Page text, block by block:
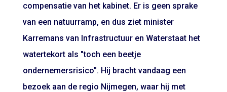
compensatie van het kabinet. Er is geen sprake
van een natuurramp, en dus ziet minister
Karremans van Infrastructuur en Waterstaat het
watertekort als "toch een beetje
ondernemersrisico". Hij bracht vandaag een
bezoek aan de regio Nijmegen, waar hij met